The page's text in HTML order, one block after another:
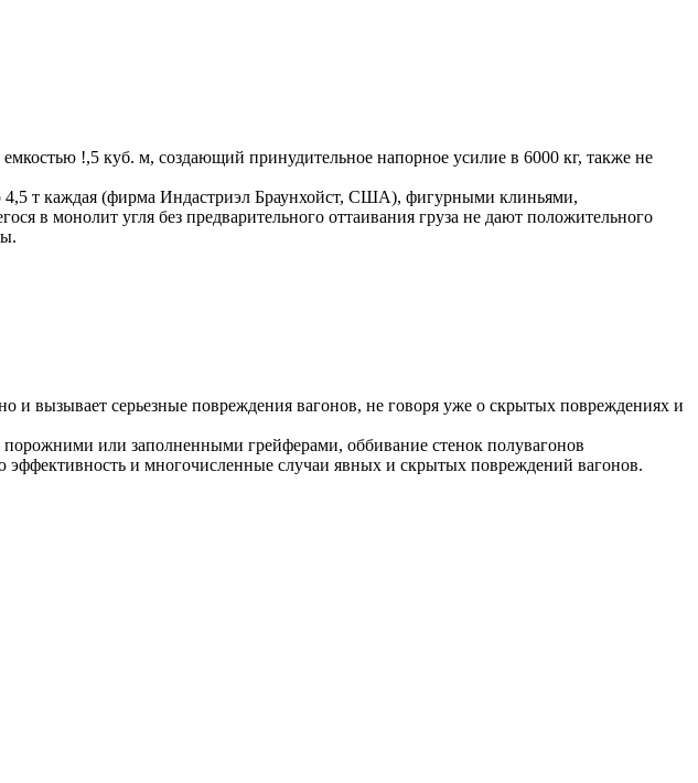
!,5 куб. м, создающий принудительное напорное усилие в 6000 кг, также не
т каждая (фирма Индастриэл Браунхойст, США), фигурными клиньями,
в монолит угля без предварительного оттаивания груза не дают положительного
и вызывает серьезные повреждения вагонов, не говоря уже о скрытых повреждениях и
или заполненными грейферами, оббивание стенок полувагонов
и многочисленные случаи явных и скрытых повреждений вагонов.